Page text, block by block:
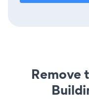
Remove